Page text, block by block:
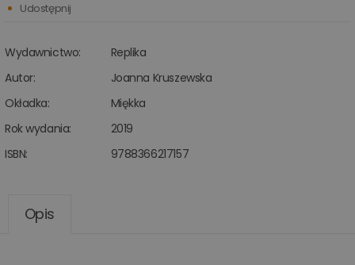
Wydawnictwo:
Replika
Autor:
Joanna Kruszewska
Okładka:
Miękka
Rok wydania:
2019
ISBN:
9788366217157
Udostępnij
Opis